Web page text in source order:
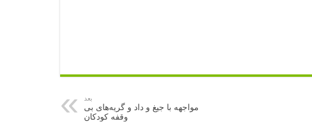
بعد
مواجهه با جیغ و داد و گریه‌های بی
وقفه كودكان